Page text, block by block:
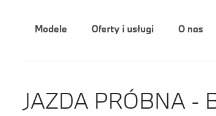
Modele Oferty i usługi O nas
JAZDA PRÓBNA -